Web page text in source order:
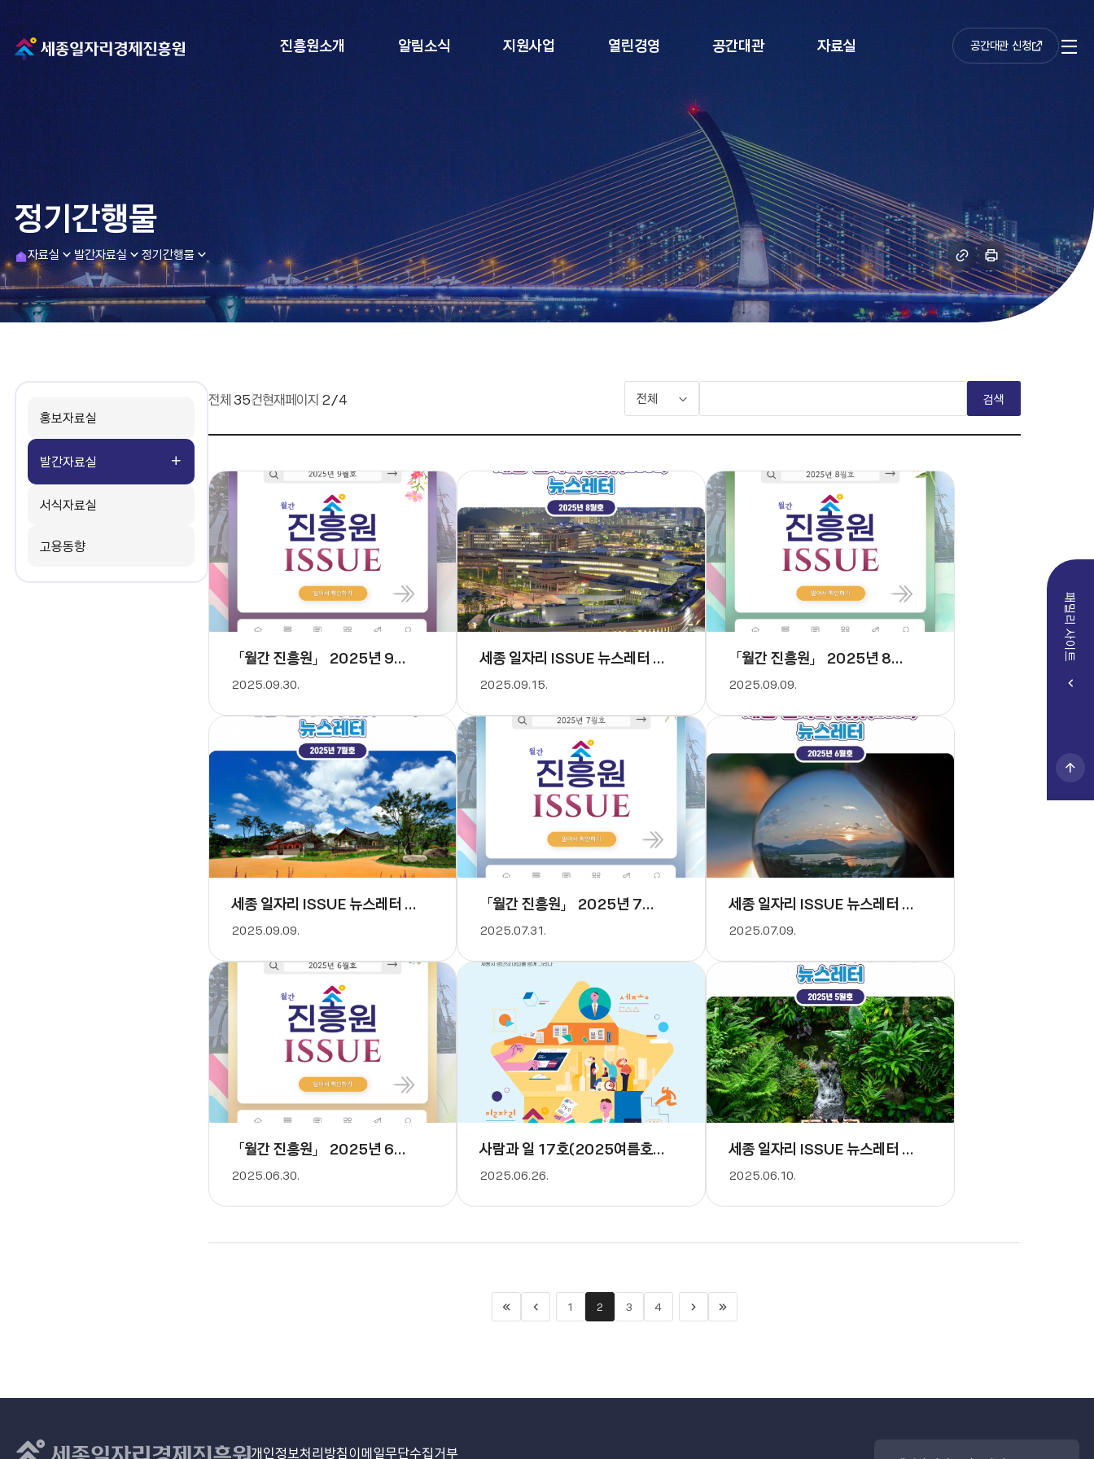
메
로
진흥원소개 알림소식 지원사업 열린경영 공간대관 자료실 공간대관 신청
정기간행물
h
o
m
e
자료실 발간자료실 정기간행물
링
크
복
사
인
쇄
하
기
홍보자료실
발간자료실
서식자료실
고용동향
전체35건현재페이지 2/4 전체 검색
「월간 진흥원」 2025년 9월호
2025.09.30.
세종 일자리 ISSUE 뉴스레터 - 8월호
2025.09.15.
「월간 진흥원」 2025년 8월호
2025.09.09.
세종 일자리 ISSUE 뉴스레터 - 7월호
2025.09.09.
「월간 진흥원」 2025년 7월호
2025.07.31.
세종 일자리 ISSUE 뉴스레터 - 6월호
2025.07.09.
「월간 진흥원」 2025년 6월호
2025.06.30.
사람과 일 17호(2025여름호)[pISSN: 3059-135X]/[eISSN: 3059-1376]
2025.06.26.
세종 일자리 ISSUE 뉴스레터 - 5월호
2025.06.10.
처
이
1 2 3 4
>
마
패밀리 사이트
개인정보처리방침이메일무단수집거부